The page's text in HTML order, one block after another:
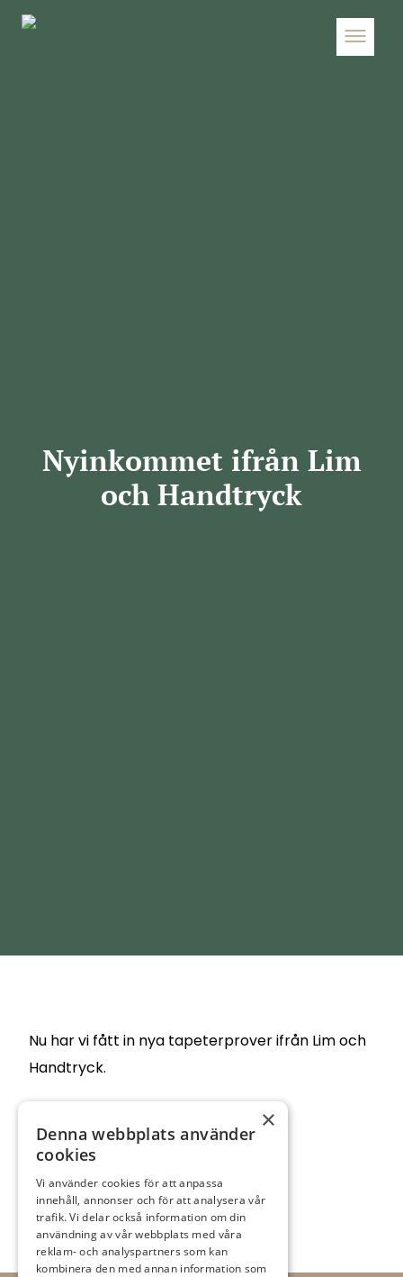
Nyinkommet ifrån Lim
och Handtryck
Nu har vi fått in nya tapeterprover ifrån Lim och
Handtryck.
Samma tryck i 4st färgställningar.×
Denna webbplats använder
cookies
Vi använder cookies för att anpassa
innehåll, annonser och för att analysera vår
trafik. Vi delar också information om din
användning av vår webbplats med våra
reklam- och analyspartners som kan
kombinera den med annan information som